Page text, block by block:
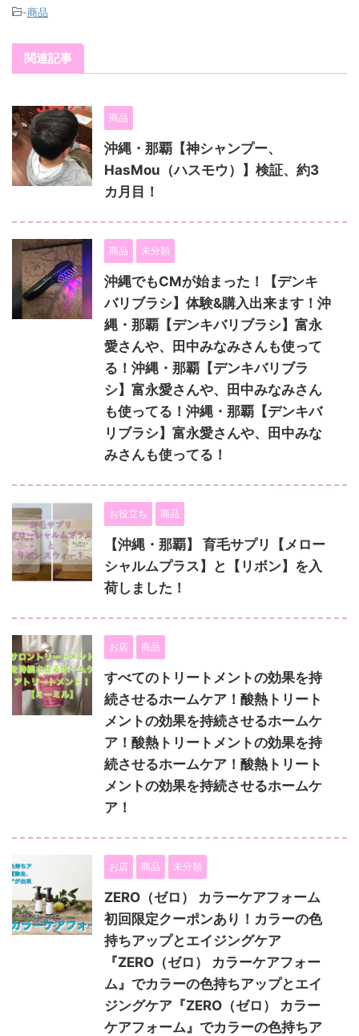
-商品
関連記事
商品
沖縄・那覇【神シャンプー、
HasMou（ハスモウ）】検証、約3
カ月目！
商品 未分類
沖縄でもCMが始まった！【デンキ
バリブラシ】体験&購入出来ます！沖
縄・那覇【デンキバリブラシ】富永
愛さんや、田中みなみさんも使って
る！沖縄・那覇【デンキバリブラ
シ】富永愛さんや、田中みなみさん
も使ってる！沖縄・那覇【デンキバ
リブラシ】富永愛さんや、田中みな
みさんも使ってる！
お役立ち 商品
【沖縄・那覇】 育毛サプリ【メロー
シャルムプラス】と【リボン】を入
荷しました！
お店 商品
すべてのトリートメントの効果を持
続させるホームケア！酸熱トリート
メントの効果を持続させるホームケ
ア！酸熱トリートメントの効果を持
続させるホームケア！酸熱トリート
メントの効果を持続させるホームケ
ア！
お店 商品 未分類
ZERO（ゼロ） カラーケアフォーム
初回限定クーポンあり！カラーの色
持ちアップとエイジングケア
『ZERO（ゼロ） カラーケアフォー
ム』でカラーの色持ちアップとエイ
ジングケア『ZERO（ゼロ） カラー
ケアフォーム』でカラーの色持ちア